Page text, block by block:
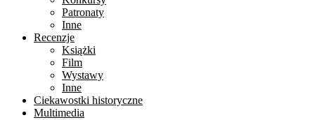
Patronaty
Inne
Recenzje
Książki
Film
Wystawy
Inne
Ciekawostki historyczne
Multimedia